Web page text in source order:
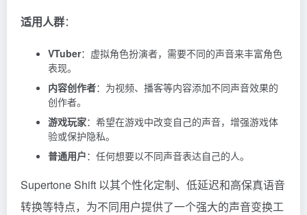
适用人群：
VTuber：虚拟角色扮演者，需要不同的声音来丰富角色
表现。
内容创作者：为视频、播客等内容添加不同声音效果的
创作者。
游戏玩家：希望在游戏中改变自己的声音，增强游戏体
验或保护隐私。
普通用户：任何想要以不同声音表达自己的人。
Supertone Shift 以其个性化定制、低延迟和高保真语音
转换等特点，为不同用户提供了一个强大的声音变换工